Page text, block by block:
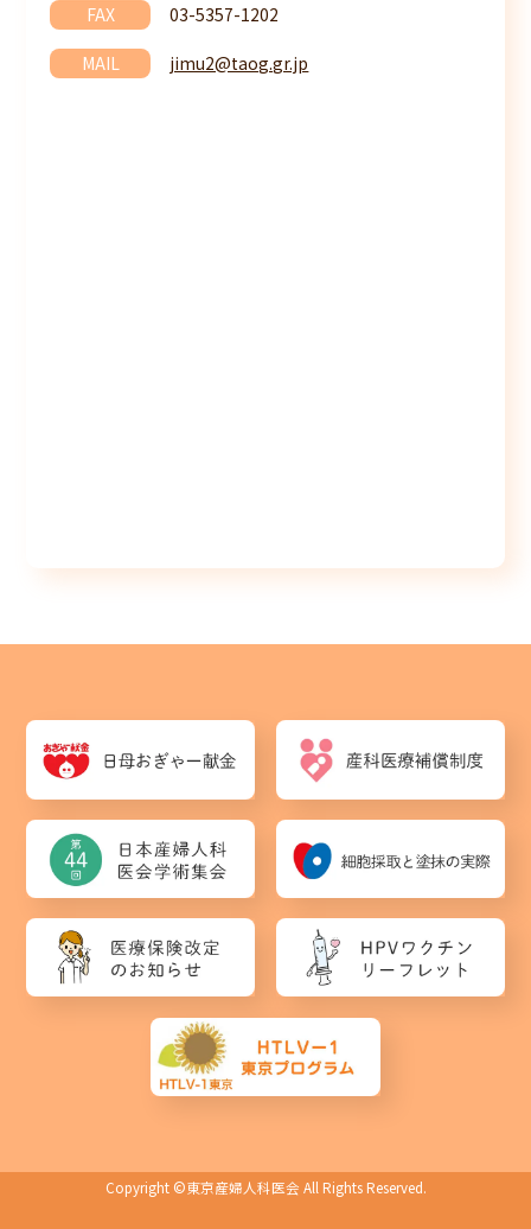
FAX 03-5357-1202
MAIL jimu2@taog.gr.jp
Copyright ©東京産婦人科医会 All Rights Reserved.